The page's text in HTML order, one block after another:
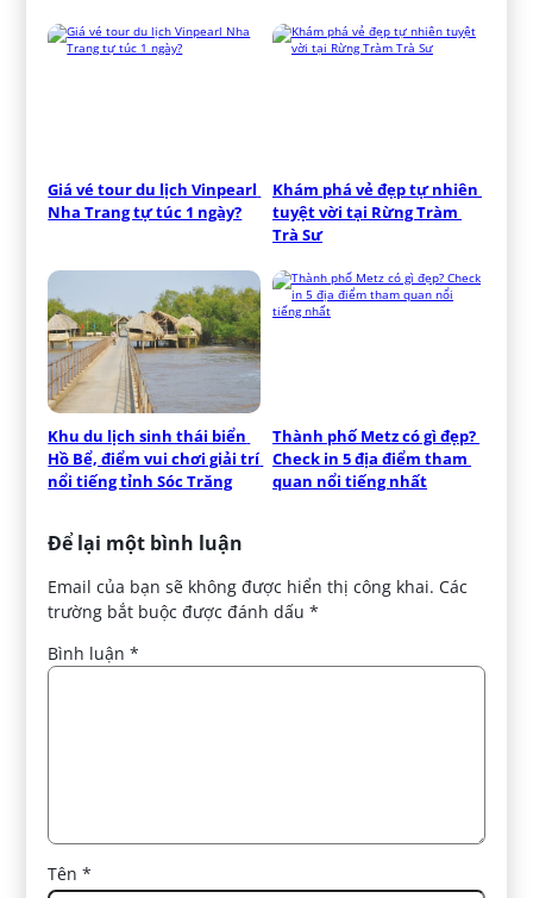
Giá vé tour du lịch Vinpearl
Nha Trang tự túc 1 ngày?
Khám phá vẻ đẹp tự nhiên
tuyệt vời tại Rừng Tràm
Trà Sư
Khu du lịch sinh thái biển
Hồ Bể, điểm vui chơi giải trí
nổi tiếng tỉnh Sóc Trăng
Thành phố Metz có gì đẹp?
Check in 5 địa điểm tham
quan nổi tiếng nhất
Để lại một bình luận
Email của bạn sẽ không được hiển thị công khai. Các
trường bắt buộc được đánh dấu*
Bình luận*
Tên*